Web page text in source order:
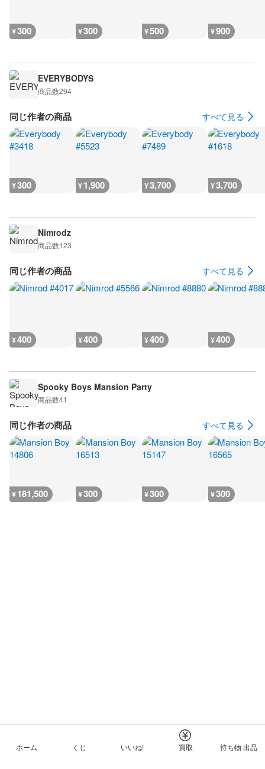
¥300 ¥300 ¥500 ¥900
EVERYBODYS
商品数294
同じ作者の商品 すべて見る
¥300 ¥1,900 ¥3,700 ¥3,700
Nimrodz
商品数123
同じ作者の商品 すべて見る
¥400 ¥400 ¥400 ¥400
Spooky Boys Mansion Party
商品数41
同じ作者の商品 すべて見る
¥181,500 ¥300 ¥300 ¥300
ホーム くじ いいね! 買取 持ち物 出品